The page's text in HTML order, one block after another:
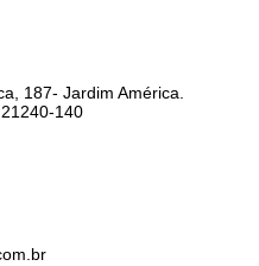
187- Jardim América.
140